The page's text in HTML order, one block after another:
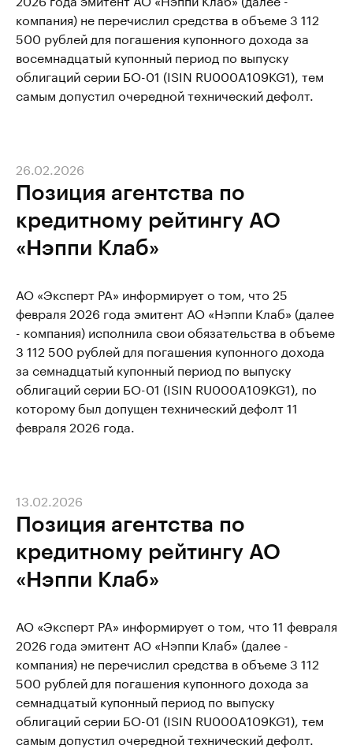
компания) не перечислил средства в объеме 3 112
500 рублей для погашения купонного дохода за
восемнадцатый купонный период по выпуску
облигаций серии БО-01 (ISIN RU000A109KG1), тем
самым допустил очередной технический дефолт.
Позиция агентства по
кредитному рейтингу АО
«Нэппи Клаб»
26.02.2026
АО «Эксперт РА» информирует о том, что 25
февраля 2026 года эмитент АО «Нэппи Клаб» (далее
- компания) исполнила свои обязательства в объеме
3 112 500 рублей для погашения купонного дохода
за семнадцатый купонный период по выпуску
облигаций серии БО-01 (ISIN RU000A109KG1), по
которому был допущен технический дефолт 11
февраля 2026 года.
Позиция агентства по
кредитному рейтингу АО
«Нэппи Клаб»
13.02.2026
АО «Эксперт РА» информирует о том, что 11 февраля
2026 года эмитент АО «Нэппи Клаб» (далее -
компания) не перечислил средства в объеме 3 112
500 рублей для погашения купонного дохода за
семнадцатый купонный период по выпуску
облигаций серии БО-01 (ISIN RU000A109KG1), тем
самым допустил очередной технический дефолт.